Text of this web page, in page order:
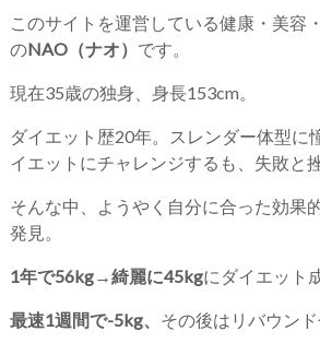
このサイトを運営している健康・美容
のNAO（ナオ） です。
現在35歳の独身、身長153cm。
ダイエット歴20年。スレンダー体型に
イエットにチャレンジするも、失敗と
そんな中、ようやく自分に合った効果
発見。
1年で56kg→綺麗に45kgにダイエット
最速1週間で-5kg、 その後はリバウンド